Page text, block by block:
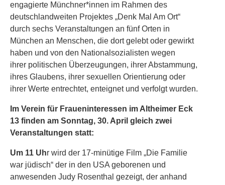
engagierte Münchner*innen im Rahmen des
deutschlandweiten Projektes „Denk Mal Am Ort“
durch sechs Veranstaltungen an fünf Orten in
München an Menschen, die dort gelebt oder gewirkt
haben und von den Nationalsozialisten wegen
ihrer politischen Überzeugungen, ihrer Abstammung,
ihres Glaubens, ihrer sexuellen Orientierung oder
ihrer Werte entrechtet, enteignet und verfolgt wurden.
Im Verein für Fraueninteressen im Altheimer Eck
13 finden am Sonntag, 30. April gleich zwei
Veranstaltungen statt:
Um 11 Uhr wird der 17-minütige Film „Die Familie
war jüdisch“ der in den USA geborenen und
anwesenden Judy Rosenthal gezeigt, der anhand